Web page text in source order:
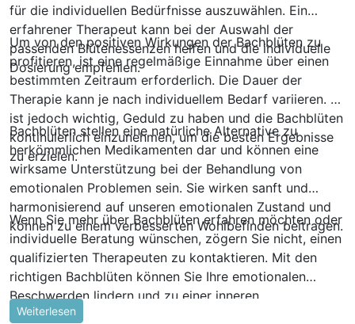
für die individuellen Bedürfnisse auszuwählen. Ein
erfahrener Therapeut kann bei der Auswahl der
passenden Blütenessenzen helfen und die individuelle
Dosierung empfehlen.
Um von den positiven Wirkungen der Bachblüten zu
profitieren, ist eine regelmäßige Einnahme über einen
bestimmten Zeitraum erforderlich. Die Dauer der
Therapie kann je nach individuellem Bedarf variieren. Es
ist jedoch wichtig, Geduld zu haben und die Bachblüten
kontinuierlich einzunehmen, um die besten Ergebnisse
zu erzielen.
Bachblüten stellen eine natürliche Alternative zu
herkömmlichen Medikamenten dar und können eine
wirksame Unterstützung bei der Behandlung von
emotionalen Problemen sein. Sie wirken sanft und
harmonisierend auf unseren emotionalen Zustand und
können zu einem verbesserten Wohlbefinden beitragen.
Wenn Sie mehr über Bachblüten erfahren möchten oder
individuelle Beratung wünschen, zögern Sie nicht, einen
qualifizierten Therapeuten zu kontaktieren. Mit den
richtigen Bachblüten können Sie Ihre emotionalen
Beschwerden lindern und zu einer inneren
Ausgeglichenheit gelangen.
Weiterlesen